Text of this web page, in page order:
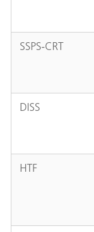
SSPS-CRT
DISS
HTF